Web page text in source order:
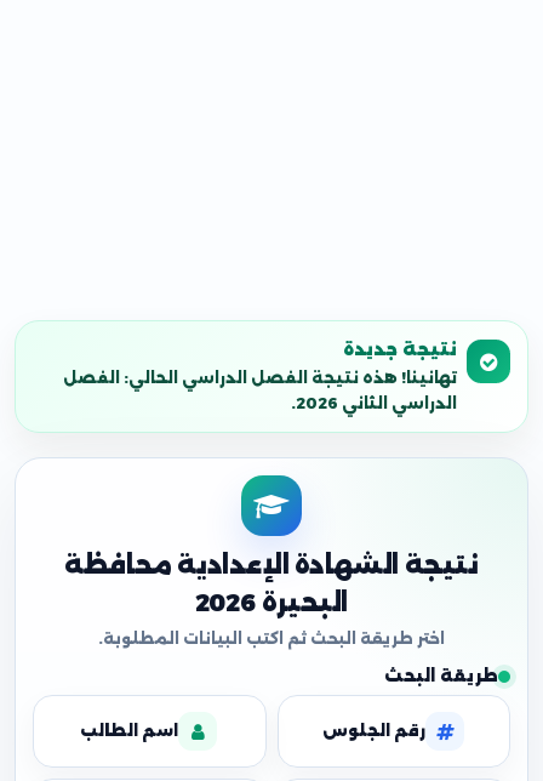
نتيجة جديدة
تهانينا! هذه نتيجة الفصل الدراسي الحالي: الفصل
الدراسي الثاني 2026.
نتيجة الشهادة الإعدادية محافظة
البحيرة 2026
طريقة البحث
رقم الجلوس اسم الطالب